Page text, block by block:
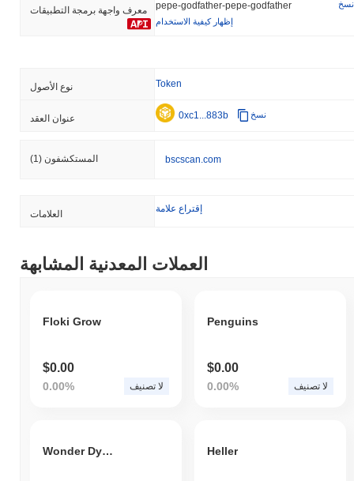
معرف واجهة برمجة التطبيقات pepe-godfather-pepe-godfather
نسخ
إظهار كيفية الاستخدام
نوع الأصول Token
عنوان العقد 0xc1...883b نسخ
المستكشفون (1) bscscan.com
العلامات إقتراع علامة
العملات المعدنية المشابهة
Floki Grow
$0.00
0.00% لا تصنيف
Penguins
$0.00
0.00% لا تصنيف
Wonder Dynamics Heller